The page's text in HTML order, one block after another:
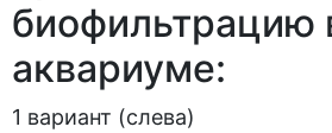
биофильтрацию
аквариуме:
1 вариант (слева)